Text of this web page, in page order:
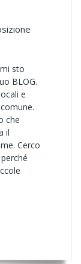
sto
BLOG.
e
che
il
Cerco